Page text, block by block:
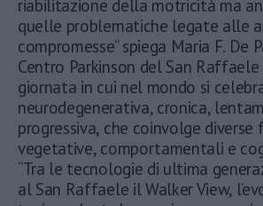
riabilitazione della motricità ma
quelle problematiche legate alle
compromesse” spiega Maria F. De
Centro Parkinson del San
giornata in cui nel mondo si
neurodegenerativa, cronica,
progressiva, che coinvolge
vegetative, comportamentali e
“Tra le tecnologie di ultima
al San Raffaele il Walker View,